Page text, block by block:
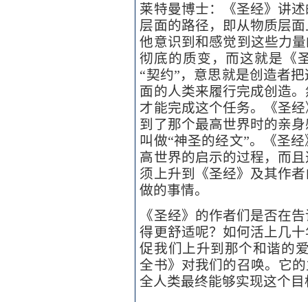
莱特曼博士：《圣经》讲
层面的路径，即从物质层
他意识到和感觉到这些力
彻底的质变，而这就是《
“契约”，意思就是创造者
面的人类来履行完成创造
才能完成这个任务。《圣
到了那个最高世界时的亲
叫做“神圣的经文”。《圣
高世界的启示的过程，而
须上升到《圣经》及其作
做的事情。
《圣经》的作者们是否在
得更舒适呢？如何活上几
促我们上升到那个和谐的
全书》对我们的召唤。它
全人类最终能够实现这个目